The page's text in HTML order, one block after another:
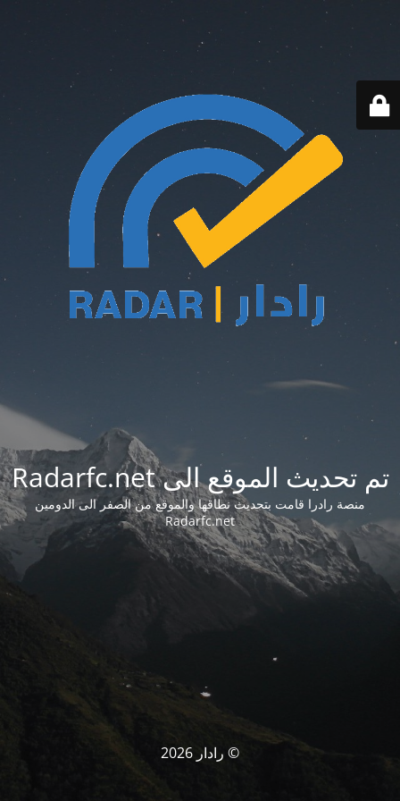
تم تحديث الموقع الى Radarfc.net
منصة رادرا قامت بتحديث نطاقها والموقع من الصفر الى الدومين
Radarfc.net
© رادار 2026